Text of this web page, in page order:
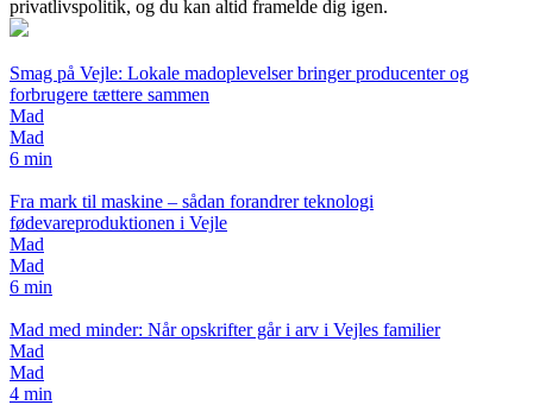
privatlivspolitik, og du kan altid framelde dig igen.
Smag på Vejle: Lokale madoplevelser bringer producenter og
forbrugere tættere sammen
Mad
Mad
6 min
Fra mark til maskine – sådan forandrer teknologi
fødevareproduktionen i Vejle
Mad
Mad
6 min
Mad med minder: Når opskrifter går i arv i Vejles familier
Mad
Mad
4 min